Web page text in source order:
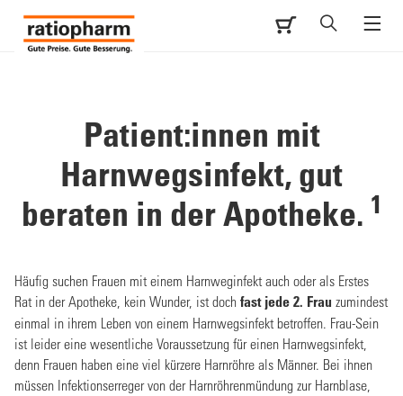
Patient:innen mit
Harnwegsinfekt, gut
beraten in der Apotheke. 1
Häufig suchen Frauen mit einem Harnweginfekt auch oder als Erstes
Rat in der Apotheke, kein Wunder, ist doch fast jede 2. Frau zumindest
einmal in ihrem Leben von einem Harnwegsinfekt betroffen. Frau-Sein
ist leider eine wesentliche Voraussetzung für einen Harnwegsinfekt,
denn Frauen haben eine viel kürzere Harnröhre als Männer. Bei ihnen
müssen Infektionserreger von der Harnröhrenmündung zur Harnblase,